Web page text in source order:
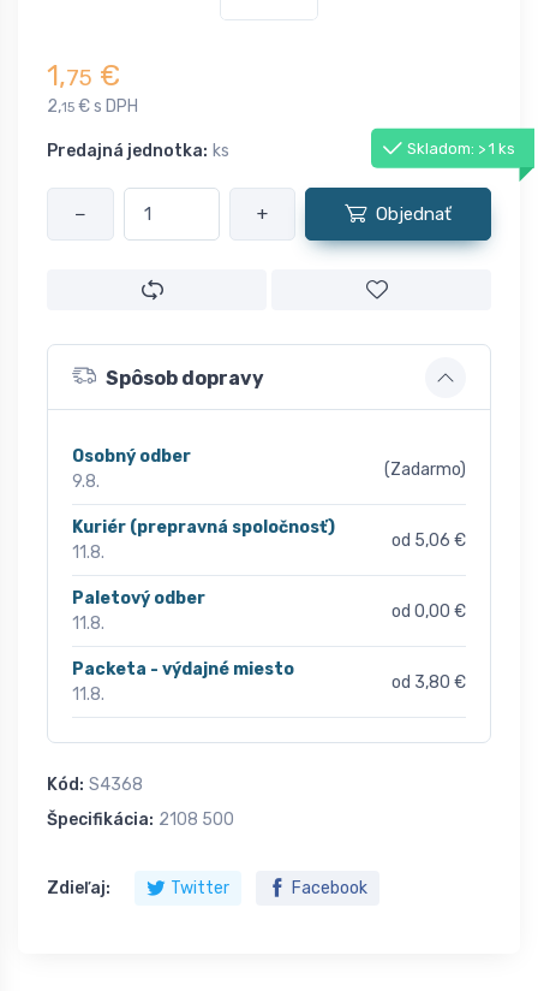
1,75 €
2,15 € s DPH
Predajná jednotka: ks Skladom: > 1 ks
− + Objednať
Spôsob dopravy
Osobný odber
9.8.
(Zadarmo)
Kuriér (prepravná spoločnosť)
11.8.
od 5,06 €
Paletový odber
11.8.
od 0,00 €
Packeta - výdajné miesto
11.8.
od 3,80 €
Kód: S4368
Špecifikácia: 2108 500
Zdieľaj: Twitter Facebook